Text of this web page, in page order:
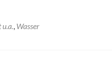
u.a., Wasser